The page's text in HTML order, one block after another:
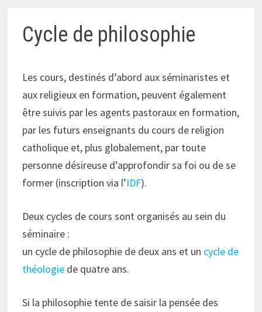
Cycle de philosophie
Les cours, destinés d’abord aux séminaristes et
aux religieux en formation, peuvent également
être suivis par les agents pastoraux en formation,
par les futurs enseignants du cours de religion
catholique et, plus globalement, par toute
personne désireuse d’approfondir sa foi ou de se
former (inscription via l’IDF).
Deux cycles de cours sont organisés au sein du
séminaire :
un cycle de philosophie de deux ans et un cycle de
théologiede quatre ans.
Si la philosophie tente de saisir la pensée des